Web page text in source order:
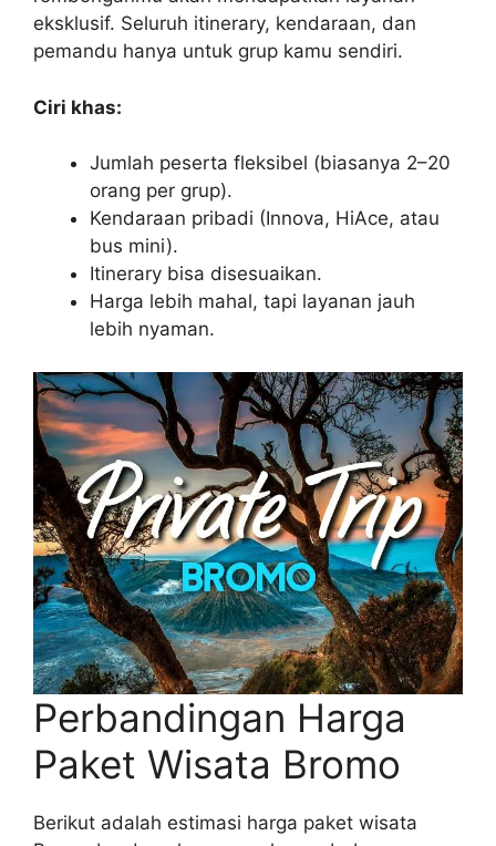
eksklusif. Seluruh itinerary, kendaraan, dan
pemandu hanya untuk grup kamu sendiri.
Ciri khas:
Jumlah peserta fleksibel (biasanya 2–20
orang per grup).
Kendaraan pribadi (Innova, HiAce, atau
bus mini).
Itinerary bisa disesuaikan.
Harga lebih mahal, tapi layanan jauh
lebih nyaman.
Perbandingan Harga
Paket Wisata Bromo
Berikut adalah estimasi harga paket wisata